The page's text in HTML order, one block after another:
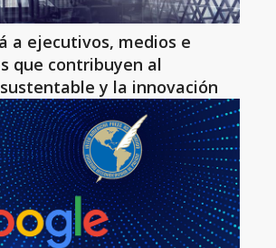
a ejecutivos, medios e
que contribuyen al
y la innovación